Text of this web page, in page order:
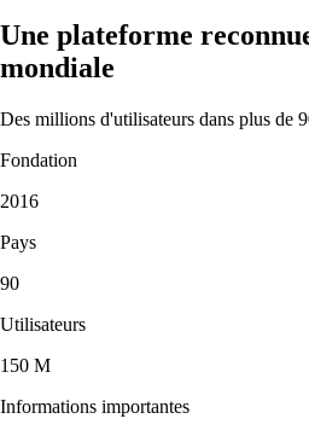
Une plateforme
mondiale
Des millions d'utilisateurs dans plus de
Fondation
2016
Pays
90
Utilisateurs
150 M
Informations importantes